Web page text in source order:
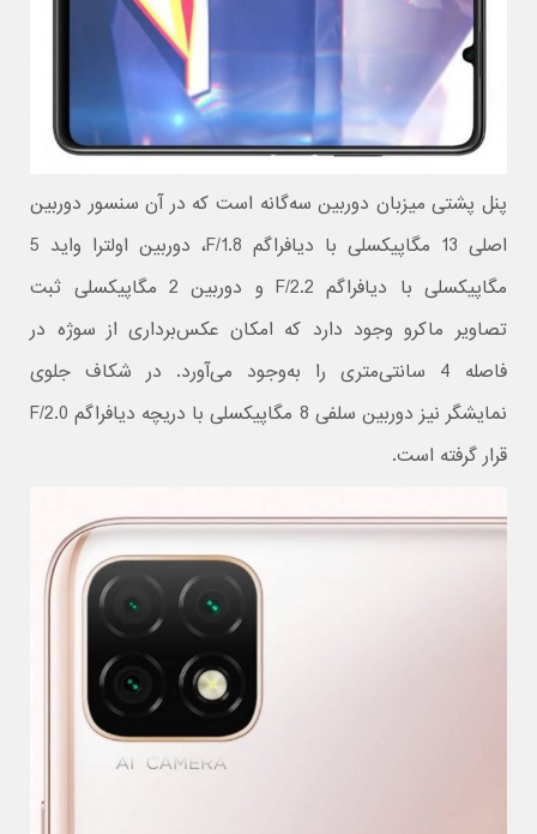
پنل پشتی میزبان دوربین سه‌گانه است که در آن سنسور‌ دوربین
اصلی 13 مگاپیکسلی با دیافراگم F/1.8، دوربین اولترا واید 5
مگاپیکسلی با دیافراگم F/2.2 و دوربین 2 مگاپیکسلی ثبت
تصاویر ماکرو وجود دارد که امکان عکس‌برداری از سوژه در
فاصله 4 سانتی‌متری را به‌وجود می‌آورد. در شکاف جلوی
نمایشگر نیز دوربین سلفی 8 مگاپیکسلی با دریچه دیافراگم F/2.0
قرار گرفته است.